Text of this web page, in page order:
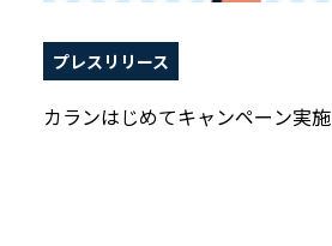
プレスリリース
カランはじめてキャンペーン実施